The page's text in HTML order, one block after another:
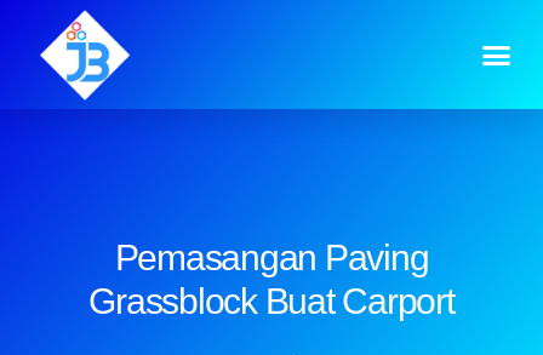
Pemasangan Paving
Grassblock Buat Carport